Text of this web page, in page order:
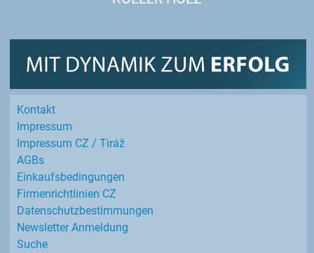
Kontakt
Impressum
Impressum CZ / Tiráž
AGBs
Einkaufs­bedingungen
Firmenrichtlinien CZ
Datenschutz­bestimmungen
Newsletter Anmeldung
Suche